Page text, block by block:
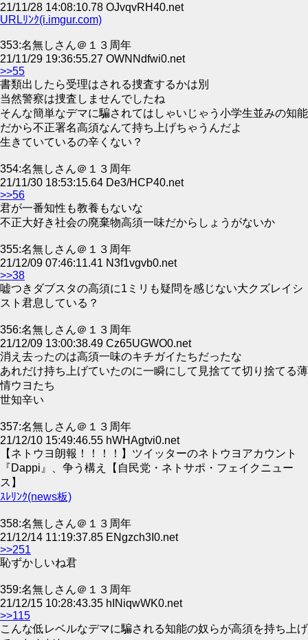
21/11/28 14:08:10.78 OJvqvRH40.net
URLﾘﾝｸ(i.imgur.com)
353:名無しさん＠１３周年
21/11/29 19:36:55.27 OWNNdfwi0.net
>>55
書類出したら受理はされる捜査するかは別
当然警察は捜査しませんでしたね
そんな簡単なデマに騙されてはしゃいじゃう小学生並みの知能
だから不正署名高須なんて持ち上げちゃうんだよ
生きていているの辛くない？
354:名無しさん＠１３周年
21/11/30 18:53:15.64 De3/HCP40.net
>>56
君が一番知性も教養もないな
不正大好き社会の廃棄物高須一味だからしょうがないか
355:名無しさん＠１３周年
21/12/09 07:46:11.41 N3f1vgvb0.net
>>38
嘘つきダブスタの高須に1ミリも疑問を感じない大クズレイシ
スト君息している？
356:名無しさん＠１３周年
21/12/09 13:00:38.49 Cz65UGWO0.net
消え去ったのは高須一味のキチガイたちだったな
あれだけ持ち上げていたのに一瞬にして見捨てて切り捨てる薄
情ウヨたち
世知辛い
357:名無しさん＠１３周年
21/12/10 15:49:46.55 hWHAgtvi0.net
【ネトウヨ朗報！！！！】ツイッターのネトウヨアカウント
『Dappi』、争う構え【自民党・ネトサポ・フェイクニュー
ス】
ｽﾚﾘﾝｸ(news板)
358:名無しさん＠１３周年
21/12/14 11:19:37.85 ENgzch3I0.net
>>251
恥ずかしいね君
359:名無しさん＠１３周年
21/12/15 10:28:43.35 hINiqwWK0.net
>>115
こんな低レベルなデマに騙される知能の奴らが高須を持ち上げ